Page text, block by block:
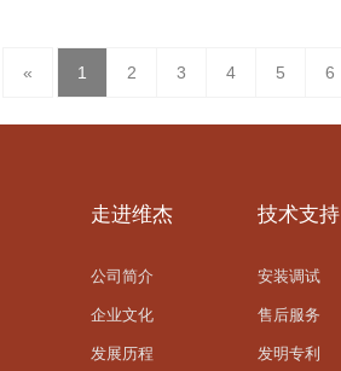
« 1 2 3 4 5 6
走进维杰
公司简介
企业文化
发展历程
技术支持
安装调试
售后服务
发明专利